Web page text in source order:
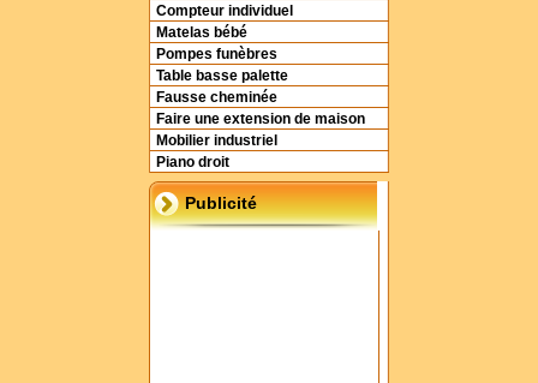
Compteur individuel
Matelas bébé
Pompes funèbres
Table basse palette
Fausse cheminée
Faire une extension de maison
Mobilier industriel
Piano droit
Publicité